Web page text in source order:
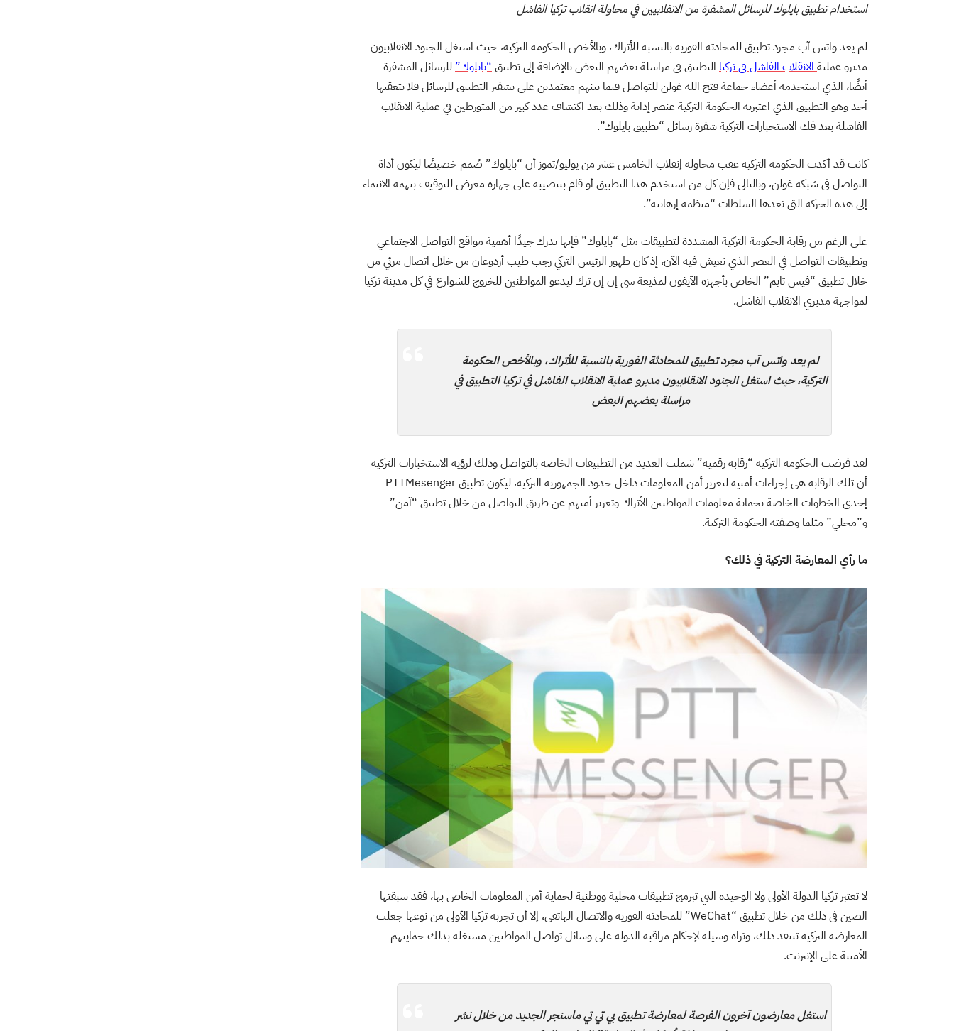
استخدام تطبيق بايلوك للرسائل المشفرة من الانقلابيين في محاولة انقلاب تركيا الفاشل
لم يعد واتس آب مجرد تطبيق للمحادثة الفورية بالنسبة للأتراك، وبالأخص الحكومة التركية، حيث استغل الجنود الانقلابيون
مدبرو عمليةالانقلاب الفاشل في تركيا التطبيق في مراسلة بعضهم البعض بالإضافة إلى تطبيق“بايلوك”للرسائل المشفرة
أيضًا، الذي استخدمه أعضاء جماعة فتح الله غولن للتواصل فيما بينهم معتمدين على تشفير التطبيق للرسائل فلا يتعقبها
أحد وهو التطبيق الذي اعتبرته الحكومة التركية عنصر إدانة وذلك بعد اكتشاف عدد كبير من المتورطين في عملية الانقلاب
الفاشلة بعد فك الاستخبارات التركية شفرة رسائل “تطبيق بايلوك”.
كانت قد أكدت الحكومة التركية عقب محاولة إنقلاب الخامس عشر من يوليو/تموز أن “بايلوك” صُمم خصيصًا ليكون أداة
التواصل في شبكة غولن، وبالتالي فإن كل من استخدم هذا التطبيق أو قام بتنصيبه على جهازه معرض للتوقيف بتهمة الانتماء
إلى هذه الحركة التي تعدها السلطات “منظمة إرهابية”.
على الرغم من رقابة الحكومة التركية المشددة لتطبيقات مثل “بايلوك” فإنها تدرك جيدًا أهمية مواقع التواصل الاجتماعي
وتطبيقات التواصل في العصر الذي نعيش فيه الآن، إذ كان ظهور الرئيس التركي رجب طيب أردوغان من خلال اتصال مرئي من
خلال تطبيق “فيس تايم” الخاص بأجهزة الآيفون لمذيعة سي إن إن ترك ليدعو المواطنين للخروج للشوارع في كل مدينة تركيا
لمواجهة مدبري الانقلاب الفاشل.
لم يعد واتس آب مجرد تطبيق للمحادثة الفورية بالنسبة للأتراك، وبالأخص الحكومة
التركية، حيث استغل الجنود الانقلابيون مدبرو عملية الانقلاب الفاشل في تركيا التطبيق في
مراسلة بعضهم البعض
لقد فرضت الحكومة التركية “رقابة رقمية” شملت العديد من التطبيقات الخاصة بالتواصل وذلك لرؤية الاستخبارات التركية
أن تلك الرقابة هي إجراءات أمنية لتعزيز أمن المعلومات داخل حدود الجمهورية التركية، ليكون تطبيق PTTMesenger
إحدى الخطوات الخاصة بحماية معلومات المواطنين الأتراك وتعزيز أمنهم عن طريق التواصل من خلال تطبيق “آمن”
و”محلي” مثلما وصفته الحكومة التركية.
ما رأي المعارضة التركية في ذلك؟
لا تعتبر تركيا الدولة الأولى ولا الوحيدة التي تبرمج تطبيقات محلية ووطنية لحماية أمن المعلومات الخاص بها، فقد سبقتها
الصين في ذلك من خلال تطبيق “WeChat” للمحادثة الفورية والاتصال الهاتفي، إلا أن تجربة تركيا الأولى من نوعها جعلت
المعارضة التركية تنتقد ذلك، وتراه وسيلة لإحكام مراقبة الدولة على وسائل تواصل المواطنين مستغلة بذلك حمايتهم
الأمنية على الإنترنت.
استغل معارضون آخرون الفرصة لمعارضة تطبيق بي تي تي ماسنجر الجديد من خلال نشر